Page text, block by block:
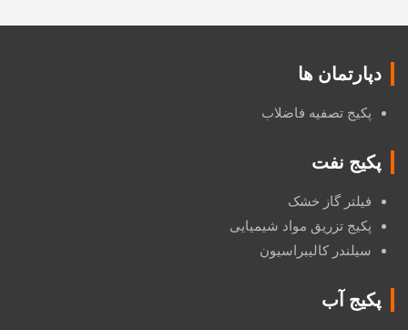
دپارتمان ها
پکیج تصفیه فاضلاب
پکیج نفت
فیلتر گاز خشک
پکیج تزریق مواد شیمیایی
سیلندر کالیبراسیون
پکیج آب